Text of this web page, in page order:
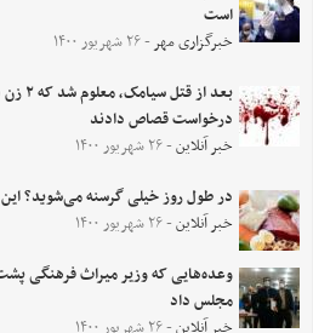
است
خبرگزاری مهر- ۲۶ شهریور ۱۴۰۰
بعد
درخواست قصاص دادند
خبر آنلاین- ۲۶ شهریور ۱۴۰۰
در طول روز خیلی گرسنه می‌شوید؟ این
خبر آنلاین- ۲۶ شهریور ۱۴۰۰
وعده‌هایی که وزیر میراث فرهنگی
مجلس داد